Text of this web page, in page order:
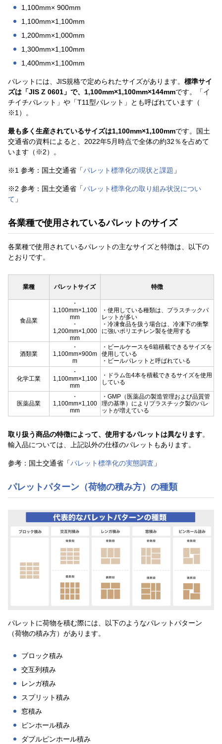
1,100mm× 900mm
1,100mm×1,100mm
1,200mm×1,000mm
1,300mm×1,100mm
1,400mm×1,100mm
パレットには、JIS規格で定められたサイズがあります。 標準サイ
ズは「JIS Z 0601」で、1,100mm×1,100mm×144mmです。「イ
チイチパレット」や「T11型パレット」とも呼ばれています（
※1）。
最も多く生産されているサイズは1,100mm×1,100mmです。国土
交通省の資料によると、2022年5月時点で全体の約32％を占めて
います（※2）。
※1 参考：国土交通省「パレット標準化の現状と課題 」
※2 参考：国土交通省「パレット標準化の取り組み状況につい
て 」
各業種で使用されているパレットのサイズ
各業種で使用されているパレットの主なサイズと特徴は、以下の
とおりです。
業種 パレットサイズ 特徴
食品業
・
1,100mm×1,100
mm
・
1,200mm×1,000
mm
・使用している種類は、プラスチックパ
レットが多い
・冷凍食品を扱う場合は、冷凍下の衝撃
に強いポリエチレン製を使用する
酒類業
・
1,100mm×900m
m
・ビールケースを6箱積載できるサイズを
使用している
・ビールパレットと呼ばれている
化学工業
・
1,100mm×1,100
mm
・ドラム缶4本を積載できるサイズを使用
している
医薬品業
・
1,100mm×1,100
mm
・GMP（医薬品の製造管理および品質管
理の基準）によりプラスチック製のパレ
ットが増えている
取り扱う商品の特徴によって、使用するパレットは異なります。
輸入品については、上記以外の仕様のパレットもあります。
参考：国土交通省「パレット標準化の実態調査 」
パレットパターン（荷物の積み方）の種類
パレットに荷物を積む際には、以下のようなパレットパターン
（荷物の積み方）があります。
ブロック積み
交互列積み
レンガ積み
スプリット積み
窓積み
ピンホール積み
ダブルピンホール積み